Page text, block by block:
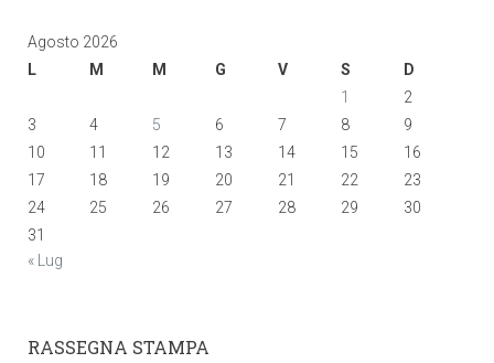
Agosto 2026
L
M M G V S
D
1
2
3
4 5 6 7 8
9
10
11 12 13 14 15
16
17
18 19 20 21 22
23
24
25 26 27 28 29
30
31
« Lug
RASSEGNA STAMPA